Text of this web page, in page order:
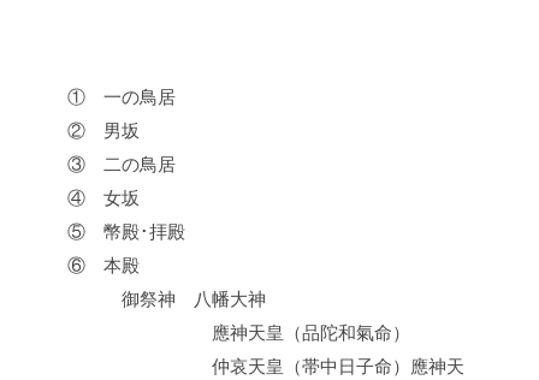
① 一の鳥居
② 男坂
③ 二の鳥居
④ 女坂
⑤ 幣殿･拝殿
⑥ 本殿
御祭神 八幡大神
應神天皇（品陀和氣命）
仲哀天皇（帯中日子命）應神天